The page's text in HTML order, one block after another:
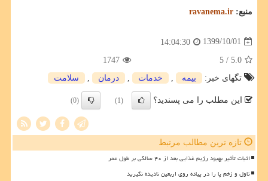
منبع: ravanema.ir
1399/10/01
14:04:30
5.0
/ 5
1747
تگهای خبر:
بیمه خدمات درمان سلامت
این مطلب را می پسندید؟ (1)
(0)
تازه ترین مطالب مرتبط
اثبات تأثیر بهبود رژیم غذایی بعد از ۴۰ سالگی بر طول عمر
تاول و زخم پا را در پیاده روی اربعین نادیده نگیرید